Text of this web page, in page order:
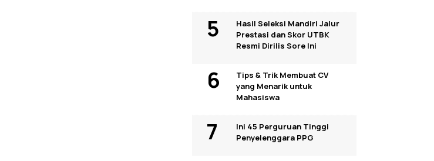
Hasil Seleksi Mandiri Jalur
Prestasi dan Skor UTBK
Resmi Dirilis Sore Ini
Tips & Trik Membuat CV
yang Menarik untuk
Mahasiswa
Ini 45 Perguruan Tinggi
Penyelenggara PPG